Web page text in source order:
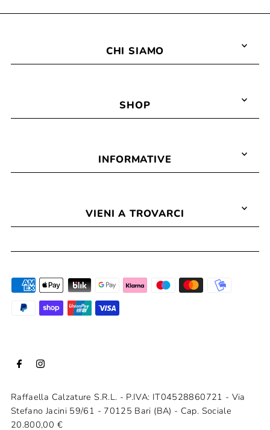
CHI SIAMO
SHOP
INFORMATIVE
VIENI A TROVARCI
Raffaella Calzature S.R.L. - P.IVA: IT04528860721 - Via
Stefano Jacini 59/61 - 70125 Bari (BA) - Cap. Sociale
20.800,00 €